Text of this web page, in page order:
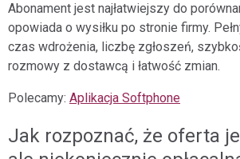
Abonament jest najłatwiejszy do
opowiada o wysiłku po stronie firmy.
czas wdrożenia, liczbę zgłoszeń,
rozmowy z dostawcą i łatwość zmian.
Polecamy: Aplikacja Softphone
Jak rozpoznać, że oferta